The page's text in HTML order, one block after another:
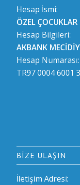
Hesap İsmi:
ÖZEL
Hesap Bilgileri:
AKBANK
Hesap Numarası:
TR97 0004 6001
BIZE ULAŞIN
İletişim Adresi: